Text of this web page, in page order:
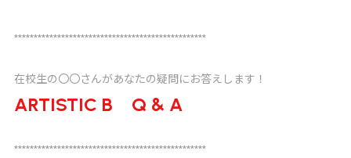
*************************************************
在校生の〇〇さんがあなたの疑問にお答えします！
ARTISTIC B Q & A
*************************************************